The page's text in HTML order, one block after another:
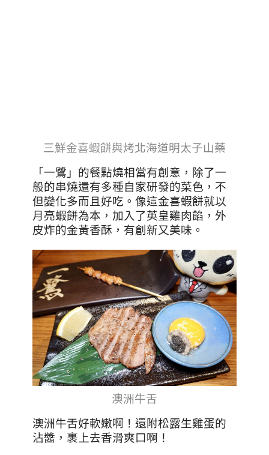
三鮮金喜蝦餅與烤北海道明太子山藥
「一鷺」的餐點燒相當有創意，除了一
般的串燒還有多種自家研發的菜色，不
但變化多而且好吃。像這金喜蝦餅就以
月亮蝦餅為本，加入了英皇雞肉餡，外
皮炸的金黃香酥，有創新又美味。
澳洲牛舌
澳洲牛舌好軟嫩啊！還附松露生雞蛋的
沾醬，裹上去香滑爽口啊！